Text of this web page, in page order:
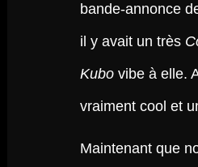
bande-annonce
il y avait un très
Kubovibe à elle.
vraiment cool et
Maintenant que